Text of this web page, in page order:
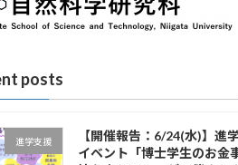
posts
進学支援
【開催報告：6/24(水)】進
イベント「博士学生のお金